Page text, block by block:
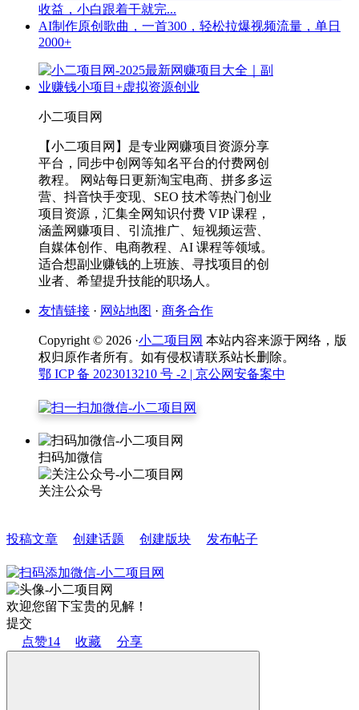
收益，小白跟着干就完...
AI制作原创歌曲，一首300，轻松拉爆视频流量，单日
2000+
小二项目网
【小二项目网】是专业网赚项目资源分享
平台，同步中创网等知名平台的付费网创
教程。 网站每日更新淘宝电商、拼多多运
营、抖音快手变现、SEO 技术等热门创业
项目资源，汇集全网知识付费 VIP 课程，
涵盖网赚项目、引流推广、短视频运营、
自媒体创作、电商教程、AI 课程等领域。
适合想副业赚钱的上班族、寻找项目的创
业者、希望提升技能的职场人。
友情链接 · 网站地图 · 商务合作
Copyright © 2026 ·小二项目网 本站内容来源于网络，版
权归原作者所有。如有侵权请联系站长删除。
鄂 ICP 备 2023013210 号 -2 | 京公网安备案中
扫码加微信
关注公众号
投稿文章 创建话题 创建版块 发布帖子
欢迎您留下宝贵的见解！
提交
点赞14 收藏 分享